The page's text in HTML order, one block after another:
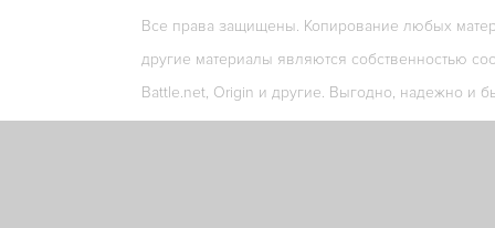
Все права защищены. Копирование любых
другие материалы являются собственностью
Battle.net, Origin и другие. Выгодно, надежно и